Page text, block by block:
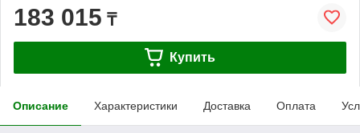
183 015 ₸
Купить
Описание Характеристики Доставка Оплата